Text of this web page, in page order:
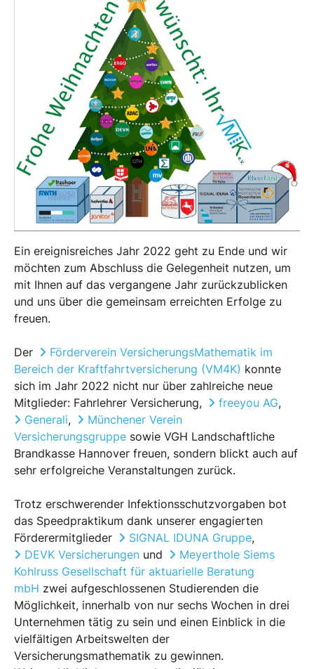
Ein ereignisreiches Jahr 2022 geht zu Ende und wir
möchten zum Abschluss die Gelegenheit nutzen, um
mit Ihnen auf das vergangene Jahr zurückzublicken
und uns über die gemeinsam erreichten Erfolge zu
freuen.
Der
Förderverein VersicherungsMathematik im
Bereich der Kraftfahrtversicherung (VM4K) konnte
sich im Jahr 2022 nicht nur über zahlreiche neue
Mitglieder: Fahrlehrer Versicherung,
freeyou AG,
Generali,
Münchener Verein
Versicherungsgruppe sowie VGH Landschaftliche
Brandkasse Hannover freuen, sondern blickt auch auf
sehr erfolgreiche Veranstaltungen zurück.
Trotz erschwerender Infektionsschutzvorgaben bot
das Speedpraktikum dank unserer engagierten
Förderermitglieder
SIGNAL IDUNA Gruppe,
DEVK Versicherungen und
Meyerthole Siems
Kohlruss Gesellschaft für aktuarielle Beratung
mbH zwei aufgeschlossenen Studierenden die
Möglichkeit, innerhalb von nur sechs Wochen in drei
Unternehmen tätig zu sein und einen Einblick in die
vielfältigen Arbeitswelten der
Versicherungsmathematik zu gewinnen.